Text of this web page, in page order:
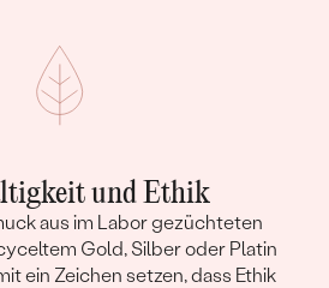
und Ethik
aus im Labor gezüchteten
Gold, Silber oder Platin
ein Zeichen setzen, dass Ethik